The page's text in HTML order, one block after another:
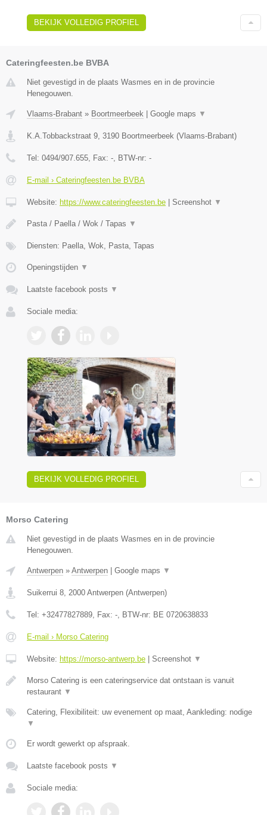
BEKIJK VOLLEDIG PROFIEL
Cateringfeesten.be BVBA
Niet gevestigd in de plaats Wasmes en in de provincie
Henegouwen.
Vlaams-Brabant » Boortmeerbeek Google maps ▼
K.A.Tobbackstraat 9 3190 Boortmeerbeek (Vlaams-Brabant)
Tel: 0494/907.655 , Fax: - , BTW-nr: -
E-mail › Cateringfeesten.be BVBA
Website: https://www.cateringfeesten.be Screenshot ▼
Pasta / Paella / Wok / Tapas ▼
Diensten: Paella, Wok, Pasta, Tapas
Openingstijden ▼
Laatste facebook posts ▼
Sociale media:
BEKIJK VOLLEDIG PROFIEL
Morso Catering
Niet gevestigd in de plaats Wasmes en in de provincie
Henegouwen.
Antwerpen » Antwerpen | Google maps ▼
Suikerrui 8 2000 Antwerpen (Antwerpen)
Tel: +32477827889 , Fax: - , BTW-nr: BE 0720638833
E-mail › Morso Catering
Website: https://morso-antwerp.be | Screenshot ▼
Morso Catering is een cateringservice dat ontstaan is vanuit
restaurant ▼
Catering, Flexibiliteit: uw evenement op maat, Aankleding: nodige
▼
Er wordt gewerkt op afspraak.
Laatste facebook posts ▼
Sociale media: